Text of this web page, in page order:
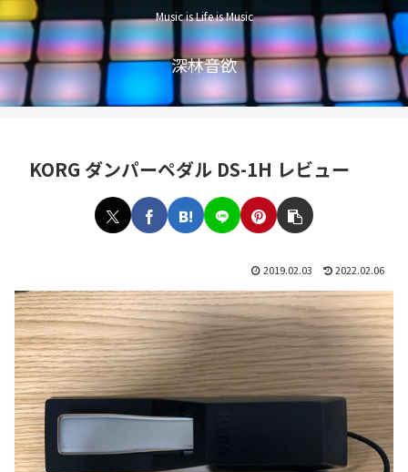
Music is Life is Music
深林音欲
KORG ダンパーペダル DS-1H レビュー
2019.02.03 2022.02.06